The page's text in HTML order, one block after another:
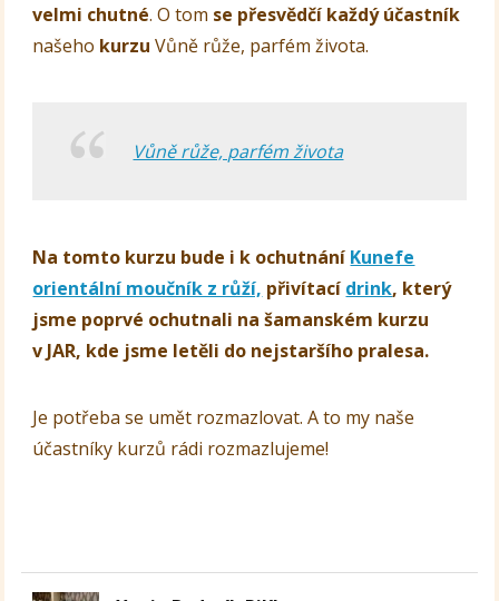
velmi chutné. O tom se přesvědčí každý účastník
našeho kurzu Vůně růže, parfém života.
Vůně růže, parfém života
Na tomto kurzu bude i k ochutnání Kunefe
orientální moučník z růží, přivítací drink, který
jsme poprvé ochutnali na šamanském kurzu
v JAR, kde jsme letěli do nejstaršího pralesa.
Je potřeba se umět rozmazlovat. A to my naše
účastníky kurzů rádi rozmazlujeme!